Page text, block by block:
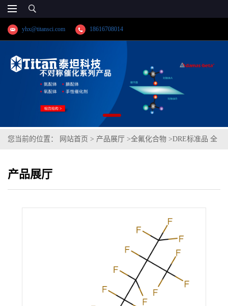
yhx@titansci.com 18616708014
您当前的位置： 网站首页 > 产品展厅 >全氟化合物 >DRE标准品 全
产品展厅